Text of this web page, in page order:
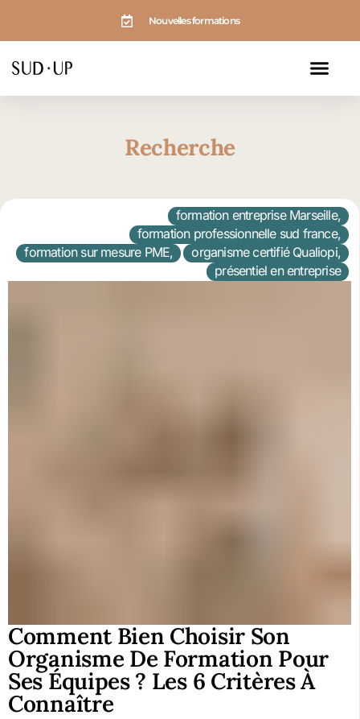
contenu
Nouvelles formations
Recherche
formation entreprise Marseille,
formation professionnelle sud france,
formation sur mesure PME, organisme certifié Qualiopi,
présentiel en entreprise
Comment Bien Choisir Son
Organisme De Formation Pour
Ses Équipes ? Les 6 Critères À
Connaître